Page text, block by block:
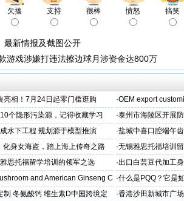
欠揍 支持 很棒 愤怒 搞笑
最新情报及截图公开
游戏涉嫌打违法擦边球月涉资金达800万
亮相！7月24日起零门槛逛购 ·OEM export
个隐形污染源，记得收藏学习 ·泰州市海陵区开展
水下工程 规划源于模型推演 ·盐城中喜口腔端午
礼，种出健康长寿牙
化身女海盗，踏上海上传奇之路 ·无锡雅思托福培训
思托福留学培训的领军之选 ·出口白芸豆代加工
贴牌
and American Ginseng C ·什么是PQQ？它是
制 冬氨酸钙 维生素D中国跨境定
·香港沙田新城市广